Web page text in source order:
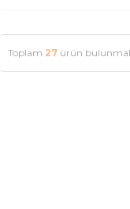
Toplam 27 ürün